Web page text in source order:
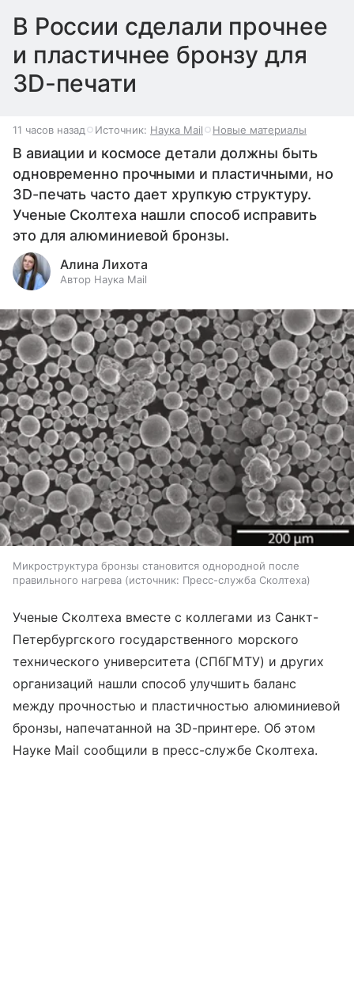
В России сделали прочнее
и пластичнее бронзу для
3D-печати
11 часов назад Источник: Наука Mail Новые материалы
В авиации и космосе детали должны быть
одновременно прочными и пластичными, но
3D-печать часто дает хрупкую структуру.
Ученые Сколтеха нашли способ исправить
это для алюминиевой бронзы.
Алина Лихота
Автор Наука Mail
Микроструктура бронзы становится однородной после
правильного нагрева
источник: Пресс-служба Сколтеха
Ученые Сколтеха вместе с коллегами из Санкт-
Петербургского государственного морского
технического университета (СПбГМТУ) и других
организаций нашли способ улучшить баланс
между прочностью и пластичностью алюминиевой
бронзы, напечатанной на 3D-принтере. Об этом
Науке Mail сообщили в пресс-службе Сколтеха.